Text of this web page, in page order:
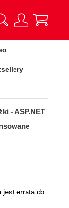
- ASP.NET
jest errata do